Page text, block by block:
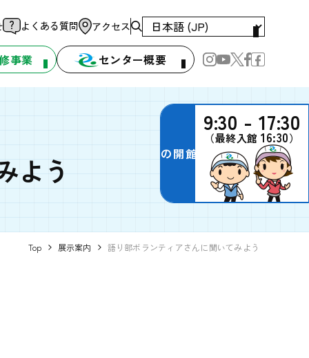
よくある質問 アクセス
本日の開館時間
9:30 - 17:30
（最終入館16:30）
事業 センター概要
よう
Top 展示案内 語り部ボランティアさんに聞いてみよう